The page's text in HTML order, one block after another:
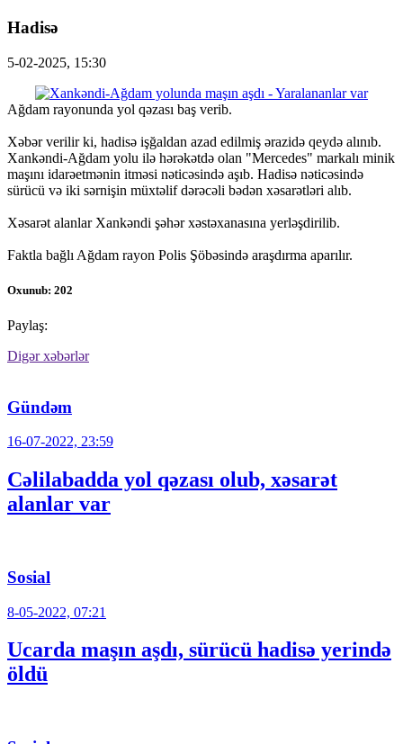
Hadisə
5-02-2025, 15:30
Ağdam rayonunda yol qəzası baş verib.
Xəbər verilir ki, hadisə işğaldan azad edilmiş ərazidə qeydə alınıb.
Xankəndi-Ağdam yolu ilə hərəkətdə olan "Mercedes" markalı minik
maşını idarəetmənin itməsi nəticəsində aşıb. Hadisə nəticəsində
sürücü və iki sərnişin müxtəlif dərəcəli bədən xəsarətləri alıb.
Xəsarət alanlar Xankəndi şəhər xəstəxanasına yerləşdirilib.
Faktla bağlı Ağdam rayon Polis Şöbəsində araşdırma aparılır.
Oxunub: 202
Paylaş:
Digər xəbərlər
Gündəm
16-07-2022, 23:59
Cəlilabadda yol qəzası olub, xəsarət
alanlar var
Sosial
8-05-2022, 07:21
Ucarda maşın aşdı, sürücü hadisə yerində
öldü